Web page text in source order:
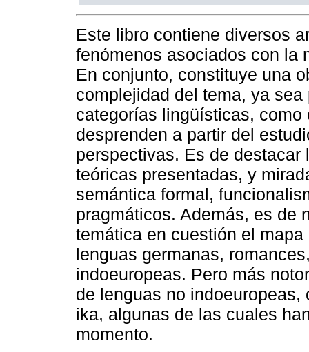
Este libro contiene diversos
fenómenos asociados con la
En conjunto, constituye una
complejidad del tema, ya
categorías lingüísticas,
desprenden a partir del
perspectivas. Es de
teóricas presentadas, y
semántica formal,
pragmáticos. Además, es de
temática en cuestión el
lenguas germanas,
indoeuropeas. Pero más
de lenguas no
ika, algunas de las cuales
momento.